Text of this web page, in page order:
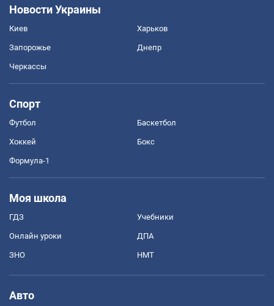
Новости Украины
Киев Харьков
Запорожье Днепр
Черкассы
Спорт
Футбол Баскетбол
Хоккей Бокс
Формула-1
Моя школа
ГДЗ Учебники
Онлайн уроки ДПА
ЗНО НМТ
Авто